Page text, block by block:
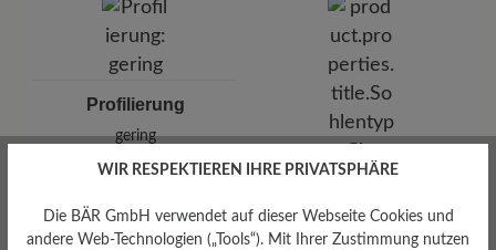
Profilierung
gering
WIR RESPEKTIEREN IHRE PRIVATSPHÄRE
Die BÄR GmbH verwendet auf dieser Webseite Cookies und
andere Web-Technologien („Tools“). Mit Ihrer Zustimmung nutzen